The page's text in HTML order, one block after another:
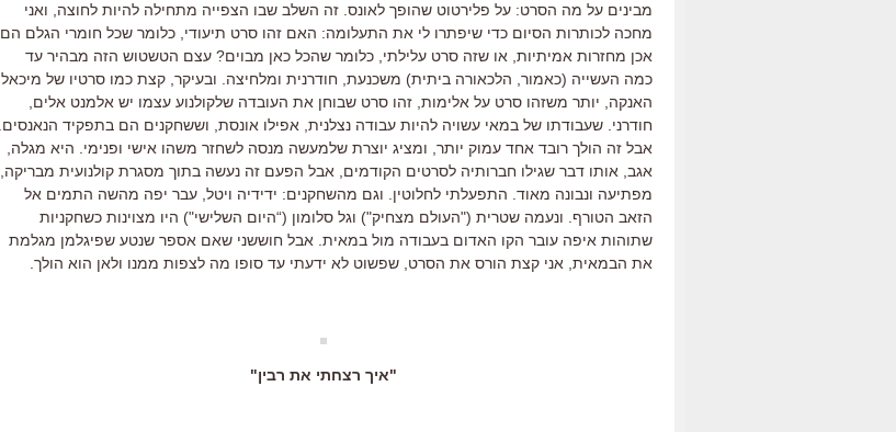
מבינים על מה הסרט: על פלירטוט שהופך לאונס. זה השלב שבו הצפייה מתחילה להיות לחוצה, ואני
מחכה לכותרות הסיום כדי שיפתרו לי את התעלומה: האם זהו סרט תיעודי, כלומר שכל חומרי הגלם הם
אכן מחזרות אמיתיות, או שזה סרט עלילתי, כלומר שהכל כאן מבוים? עצם הטשטוש הזה מבהיר עד
כמה העשייה (כאמור, הלכאורה ביתית) משכנעת, חודרנית ומלחיצה. ובעיקר, קצת כמו סרטיו של מיכאל
האנקה, יותר משזהו סרט על אלימות, זהו סרט שבוחן את העובדה שלקולנוע עצמו יש אלמנט אלים,
חודרני. שעבודתו של במאי עשויה להיות עבודה נצלנית, אפילו אונסת, וששחקנים הם בתפקיד הנאנסים.
אבל זה הולך רובד אחד עמוק יותר, ומציג יוצרת שלמעשה מנסה לשחזר משהו אישי ופנימי. היא מגלה,
אגב, אותו דבר שגילו חברותיה לסרטים הקודמים, אבל הפעם זה נעשה בתוך מסגרת קולנועית מבריקה,
מפתיעה ונבונה מאוד. התפעלתי לחלוטין. וגם מהשחקנים: ידידיה ויטל, עבר יפה מהשה התמים אל
הזאב הטורף. ונעמה שטרית ("העולם מצחיק") וגל סלומון (“היום השלישי") היו מצוינות כשחקניות
שתוהות איפה עובר הקו האדום בעבודה מול במאית. אבל חוששני שאם אספר שנטע שפיגלמן מגלמת
את הבמאית, אני קצת הורס את הסרט, שפשוט לא ידעתי עד סופו מה לצפות ממנו ולאן הוא הולך.
"איך רצחתי את רבין"